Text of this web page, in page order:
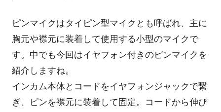
ピンマイクはタイピン型マイクとも呼ばれ、主に
胸元や襟元に装着して使用する小型のマイクで
す。中でも今回はイヤフォン付きのピンマイクを
紹介しますね。
インカム本体とコードをイヤフォンジャックで繋
ぎ、ピンを襟元に装着して固定。コードから伸び